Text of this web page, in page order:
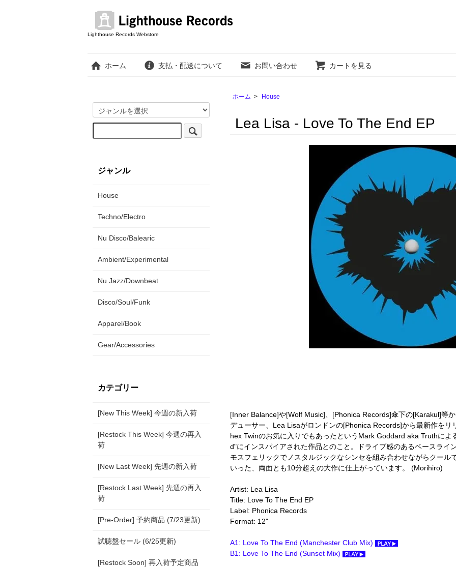
Lighthouse Records Webstore
ホーム 支払・配送について お問い合わせ カートを見る
ホーム > House
Lea Lisa - Love To The End EP
[Inner Balance]や[Wolf Music]、[Phonica Records]傘下の[Karakul]等
デューサー、Lea Lisaがロンドンの[Phonica Records]から最新作を
hex Twinのお気に入りでもあったというMark Goddard aka Truthによ
d"にインスパイアされた作品とのこと。ドライブ感のあるベースライ
モスフェリックでノスタルジックなシンセを組み合わせながらクール
いった、両面とも10分超えの大作に仕上がっています。 (Morihiro)
Artist: Lea Lisa
Title: Love To The End EP
Label: Phonica Records
Format: 12"
A1: Love To The End (Manchester Club Mix)
B1: Love To The End (Sunset Mix)
ジャンル
House
Techno/Electro
Nu Disco/Balearic
Ambient/Experimental
Nu Jazz/Downbeat
Disco/Soul/Funk
Apparel/Book
Gear/Accessories
カテゴリー
[New This Week] 今週の新入荷
[Restock This Week] 今週の再入
荷
[New Last Week] 先週の新入荷
[Restock Last Week] 先週の再入
荷
[Pre-Order] 予約商品 (7/23更新)
試聴盤セール (6/25更新)
[Restock Soon] 再入荷予定商品